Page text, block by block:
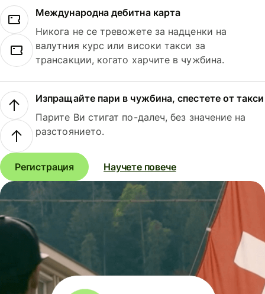
Международна дебитна карта
Никога не се тревожете за надценки на
валутния курс или високи такси за
трансакции, когато харчите в чужбина.
Изпращайте пари в чужбина, спестете от такси
Парите Ви стигат по-далеч, без значение на
разстоянието.
Регистрация Научете повече